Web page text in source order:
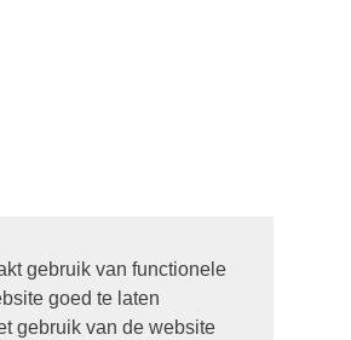
gebruik van functionele
goed te laten
gebruik van de website